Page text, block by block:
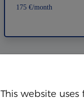
175 €/month
This website